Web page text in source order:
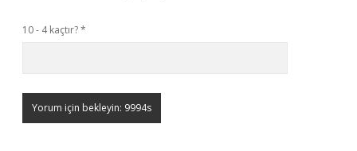
10 - 4 kaçtır?*